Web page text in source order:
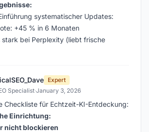
systematischer Updates:
+45 % in 6 Monaten
stark bei Perplexity (liebt frische
Expert
Specialist·January 3, 2026
Checkliste für Echtzeit-KI-Entdeckung:
Einrichtung:
nicht blockieren